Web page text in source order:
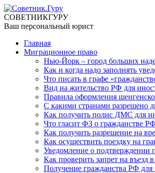
СОВЕТНИКГУРУ
Ваш персональный юрист
Главная
Миграционное право
Нью-Йорк – город больших
Как и когда надо заполнять
Что писать в графе
Вид на жительство РФ для
Правила оформления
С какими странами разрешено
Как получить полис ДМС для
Что гласит ФЗ о гражданстве
Как получить разрешение на
Как осуществить поездку на
Уведомление о подтверждении
Как проверить запрет на въезд
Получение гражданства РФ